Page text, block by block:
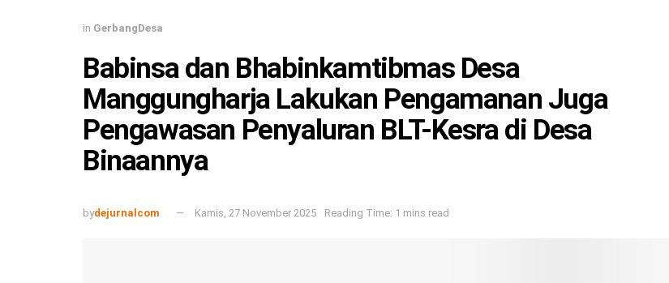
in GerbangDesa
Babinsa dan Bhabinkamtibmas Desa
Manggungharja Lakukan Pengamanan Juga
Pengawasan Penyaluran BLT-Kesra di Desa
Binaannya
bydejurnalcom Kamis, 27 November 2025 Reading Time: 1 mins read